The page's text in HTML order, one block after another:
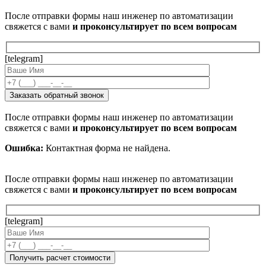
После отправки формы наш инженер по автоматизации
свяжется с вами и проконсультирует по всем вопросам
[telegram]
После отправки формы наш инженер по автоматизации
свяжется с вами и проконсультирует по всем вопросам
Ошибка: Контактная форма не найдена.
После отправки формы наш инженер по автоматизации
свяжется с вами и проконсультирует по всем вопросам
[telegram]